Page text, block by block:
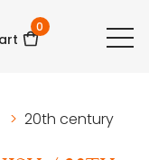
0
> 20th century